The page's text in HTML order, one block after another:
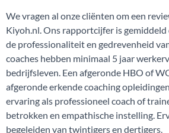
We vragen al onze cliënten om een
Kiyoh.nl. Ons rapportcijfer is
de professionaliteit en gedrevenheid
coaches hebben minimaal 5 jaar
bedrijfsleven. Een afgeronde HBO of
afgeronde erkende coaching
ervaring als professioneel coach of
betrokken en empathische instelling.
begeleiden van twintigers en dertigers.